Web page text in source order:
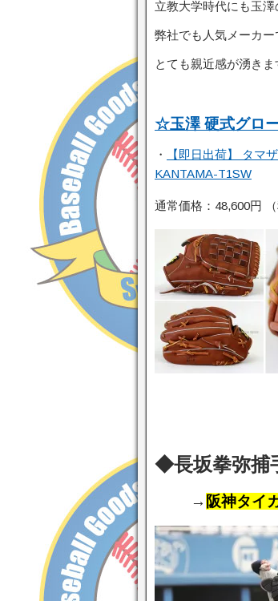
立教大学時代にも玉澤
弊社でも人気メーカ
とても親近感が湧き
☆玉澤 硬式グロ
・
【即日出荷】 タマ
KANTAMA-T1SW
通常価格：48,600円
◆長坂拳弥捕
→ 阪神タイ